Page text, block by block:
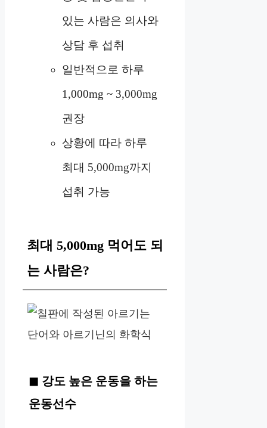
있는 사람은 의사와
상담 후 섭취
일반적으로 하루
1,000mg ~ 3,000mg
권장
상황에 따라 하루
최대 5,000mg까지
섭취 가능
최대 5,000mg 먹어도 되
는 사람은?
강도 높은 운동을 하는
운동선수